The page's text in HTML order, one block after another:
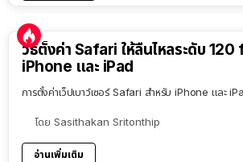
วิธีตั้งค่า Safari ให้ลื่นไหลระดับ 120
iPhone และ iPad
การตั้งค่าเว็ปเบาว์เซอร์ Safari สำหรับ iPhone และ
โดย Sasithakan Sritonthip
อ่านเพิ่มเติม